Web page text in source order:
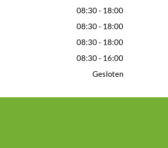
08:30 - 18:00
08:30 - 18:00
08:30 - 18:00
08:30 - 16:00
Gesloten